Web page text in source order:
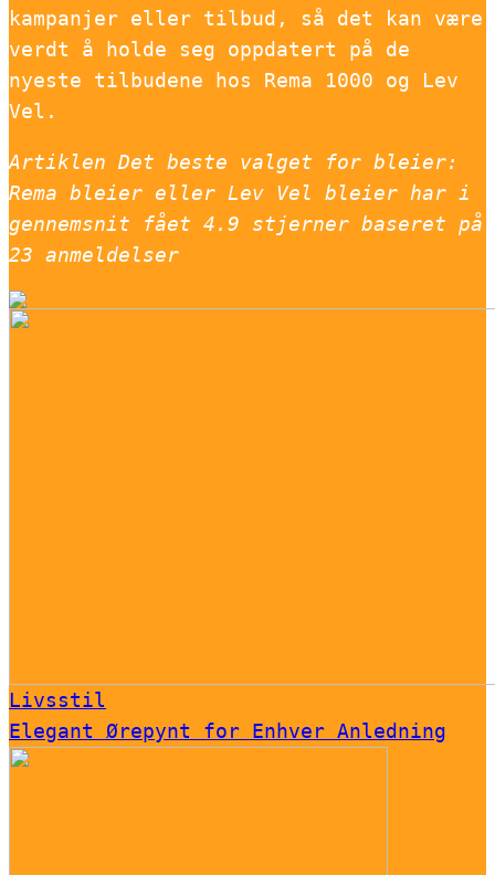
kampanjer eller tilbud, så det kan være
verdt å holde seg oppdatert på de
nyeste tilbudene hos Rema 1000 og Lev
Vel.
Artiklen Det beste valget for bleier:
Rema bleier eller Lev Vel bleier har i
gennemsnit fået 4.9 stjerner baseret på
23 anmeldelser
Livsstil
Elegant Ørepynt for Enhver Anledning